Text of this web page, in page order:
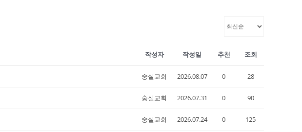
작성자 작성일 추천 조회
숭실교회 2026.08.07 0 28
숭실교회 2026.07.31 0 90
숭실교회 2026.07.24 0 125